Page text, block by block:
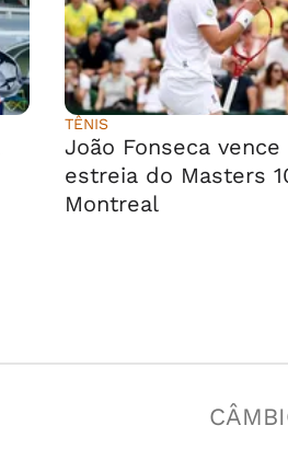
TÊNIS
João Fonseca vence
estreia do Masters
Montreal